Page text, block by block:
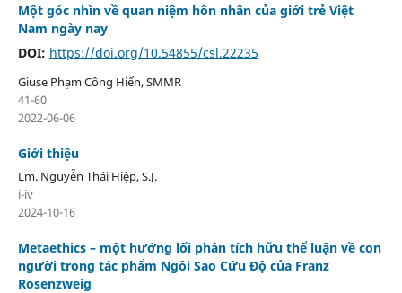
Một góc nhìn về quan niệm hôn nhân của giới trẻ Việt
Nam ngày nay
DOI: https://doi.org/10.54855/csl.22235
Giuse Phạm Công Hiến, SMMR
41-60
2022-06-06
Giới thiệu
Lm. Nguyễn Thái Hiệp, S.J.
i-iv
2024-10-16
Metaethics – một hướng lối phân tích hữu thể luận về con
người trong tác phẩm Ngôi Sao Cứu Độ của Franz
Rosenzweig